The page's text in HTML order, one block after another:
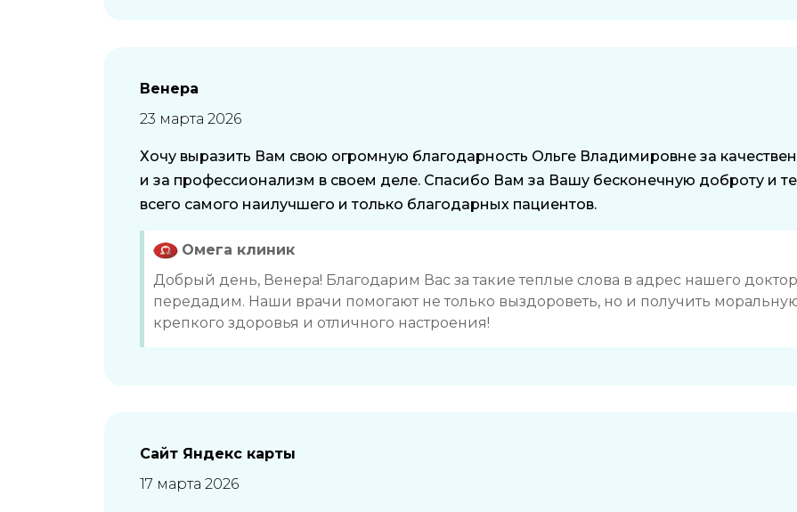
Венера
23 марта 2026
Хочу выразить Вам свою огромную благодарность Ольге Владимировне за
и за профессионализм в своем деле. Спасибо Вам за Вашу бесконечную доброту и
всего самого наилучшего и только благодарных пациентов.
Омега клиник
Добрый день, Венера! Благодарим Вас за такие теплые слова в адрес нашего
передадим. Наши врачи помогают не только выздороветь, но и получить
крепкого здоровья и отличного настроения!
Сайт Яндекс карты
17 марта 2026